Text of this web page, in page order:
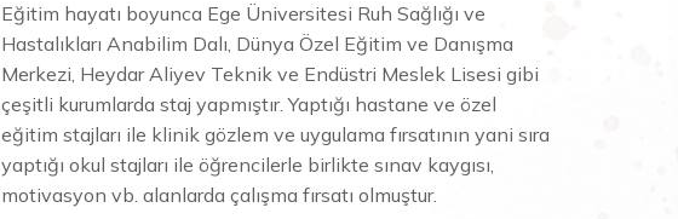
Eğitim hayatı boyunca Ege Üniversitesi Ruh Sağlığı ve
Hastalıkları Anabilim Dalı, Dünya Özel Eğitim ve Danışma
Merkezi, Heydar Aliyev Teknik ve Endüstri Meslek Lisesi gibi
çeşitli kurumlarda staj yapmıştır. Yaptığı hastane ve özel
eğitim stajları ile klinik gözlem ve uygulama fırsatının yani sıra
yaptığı okul stajları ile öğrencilerle birlikte sınav kaygısı,
motivasyon vb. alanlarda çalışma fırsatı olmuştur.